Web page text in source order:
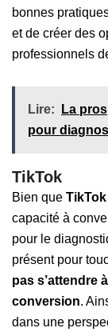
bonnes
et de créer des
professionnels
Lire:
La
pour
TikTok
Bien que
capacité à
pour le
présent pour
pas s’attendre
conversion.
dans une